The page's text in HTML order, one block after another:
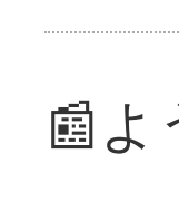
📰よ